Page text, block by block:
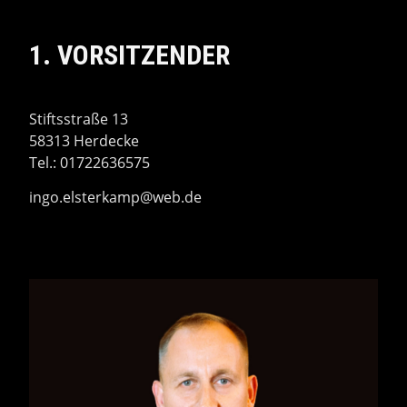
1. VORSITZENDER
Stiftsstraße 13
58313 Herdecke
Tel.: 01722636575
ingo.elsterkamp@web.de